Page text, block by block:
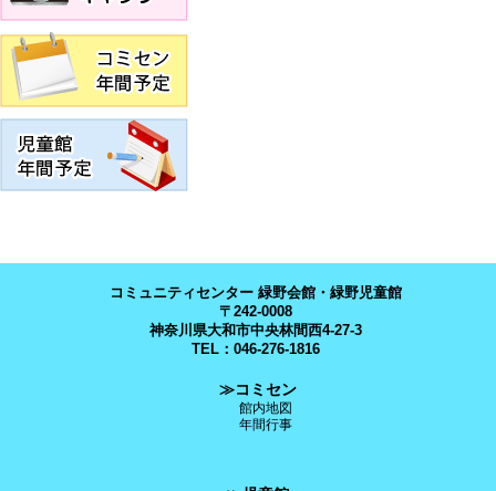
コミュニティセンター 緑野会館・緑野児童館
〒242-0008
神奈川県大和市中央林間西4-27-3
TEL：046-276-1816
≫コミセン
館内地図
年間行事